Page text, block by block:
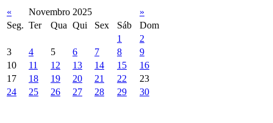
« Novembro 2025
»
Seg. Ter Qua Qui Sex Sáb
Dom
1
2
3
4 5 6 7 8
9
10
11 12 13 14 15
16
17
18 19 20 21 22
23
24
25 26 27 28 29 30